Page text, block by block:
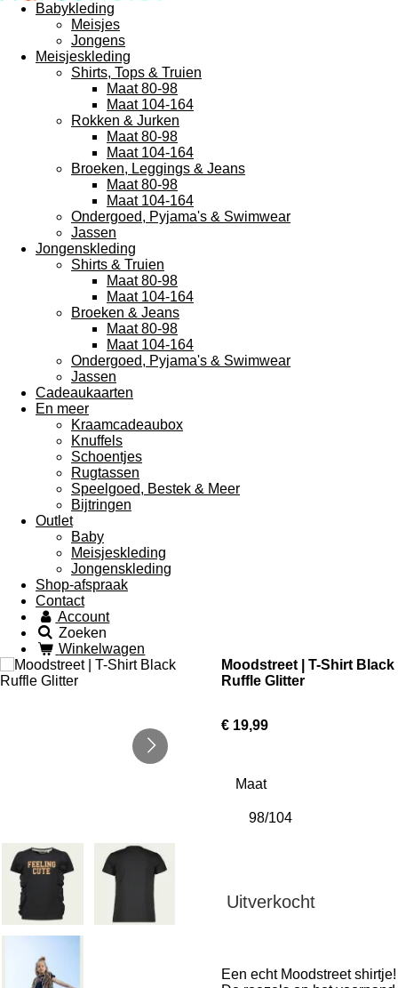
Babykleding
Meisjes
Jongens
Meisjeskleding
Shirts, Tops & Truien
Maat 80-98
Maat 104-164
Rokken & Jurken
Maat 80-98
Maat 104-164
Broeken, Leggings & Jeans
Maat 80-98
Maat 104-164
Ondergoed, Pyjama's & Swimwear
Jassen
Jongenskleding
Shirts & Truien
Maat 80-98
Maat 104-164
Broeken & Jeans
Maat 80-98
Maat 104-164
Ondergoed, Pyjama's & Swimwear
Jassen
Cadeaukaarten
En meer
Kraamcadeaubox
Knuffels
Schoentjes
Rugtassen
Speelgoed, Bestek & Meer
Bijtringen
Outlet
Baby
Meisjeskleding
Jongenskleding
Shop-afspraak
Contact
Account
Zoeken
Winkelwagen
Moodstreet | T-Shirt Black
Ruffle Glitter
€ 19,99
Maat
Uitverkocht
Een echt Moodstreet shirtje!